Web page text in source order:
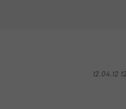
12.04.12